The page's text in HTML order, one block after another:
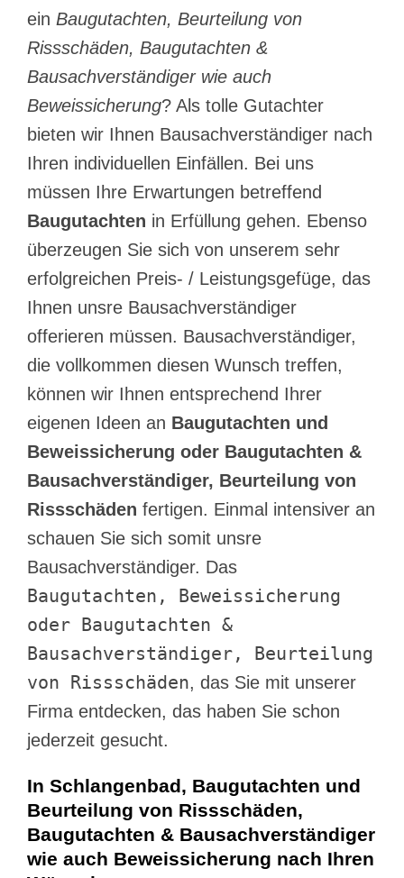
ein Baugutachten, Beurteilung von
Rissschäden, Baugutachten &
Bausachverständiger wie auch
Beweissicherung? Als tolle Gutachter
bieten wir Ihnen Bausachverständiger nach
Ihren individuellen Einfällen. Bei uns
müssen Ihre Erwartungen betreffend
Baugutachten in Erfüllung gehen. Ebenso
überzeugen Sie sich von unserem sehr
erfolgreichen Preis- / Leistungsgefüge, das
Ihnen unsre Bausachverständiger
offerieren müssen. Bausachverständiger,
die vollkommen diesen Wunsch treffen,
können wir Ihnen entsprechend Ihrer
eigenen Ideen an Baugutachten und
Beweissicherung oder Baugutachten &
Bausachverständiger, Beurteilung von
Rissschäden fertigen. Einmal intensiver an
schauen Sie sich somit unsre
Bausachverständiger. Das
Baugutachten, Beweissicherung
oder Baugutachten &
Bausachverständiger, Beurteilung
von Rissschäden, das Sie mit unserer
Firma entdecken, das haben Sie schon
jederzeit gesucht.
In Schlangenbad, Baugutachten und
Beurteilung von Rissschäden,
Baugutachten & Bausachverständiger
wie auch Beweissicherung nach Ihren